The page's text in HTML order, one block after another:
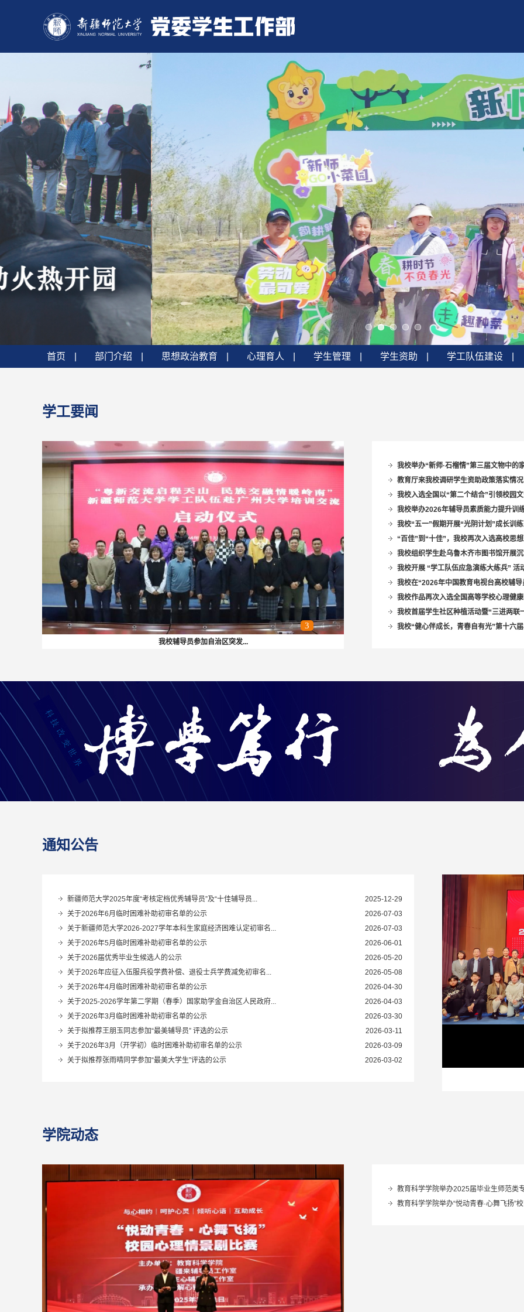
首页 部门介绍 思想政治教育 心理育人 学生管理 学生资助 学工队伍建设
学工要闻
1 2 3 4 5
我校辅导员参加自治区突发...
我校举办“新师·石榴情”第三届文物中的
教育厅来我校调研学生资助政策落实情况
我校入选全国以“第二个结合”引领校园
我校举办2026年辅导员素质能力提升训
我校“五一”假期开展“光阴计划”成长训
“百佳”到“十佳”，我校再次入选高校思
我校组织学生赴乌鲁木齐市图书馆开展
我校开展 “学工队伍应急演练大练兵” 活
我校在“2026年中国教育电视台高校辅
我校作品再次入选全国高等学校心理健
我校首届学生社区种植活动暨“三进两联
我校“健心伴成长，青春自有光”第十六
通知公告
新疆师范大学2025年度“考核定档优秀辅导员”及“十佳辅导员...
2025-12-29
关于2026年6月临时困难补助初审名单的公示
2026-07-03
关于新疆师范大学2026-2027学年本科生家庭经济困难认定初审名...
2026-07-03
关于2026年5月临时困难补助初审名单的公示
2026-06-01
关于2026届优秀毕业生候选人的公示
2026-05-20
关于2026年应征入伍服兵役学费补偿、退役士兵学费减免初审名...
2026-05-08
关于2026年4月临时困难补助初审名单的公示
2026-04-30
关于2025-2026学年第二学期（春季）国家助学金自治区人民政府...
2026-04-03
关于2026年3月临时困难补助初审名单的公示
2026-03-30
关于拟推荐王朋玉同志参加“最美辅导员” 评选的公示
2026-03-11
关于2026年3月（开学初）临时困难补助初审名单的公示
2026-03-09
关于拟推荐张雨晴同学参加“最美大学生”评选的公示
2026-03-02
学院动态
教育科学学院举办2025届毕业生师范类
教育科学学院举办“悦动青春·心舞飞扬”